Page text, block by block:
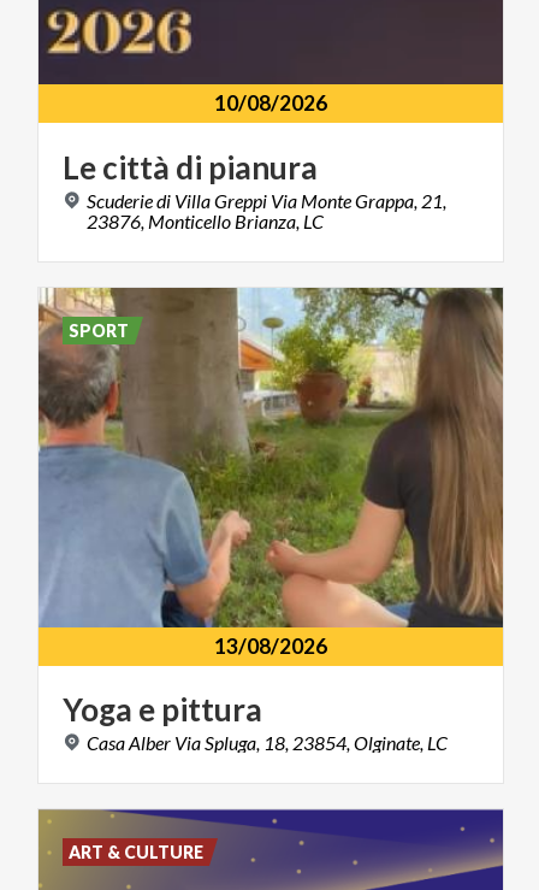
10/08/2026
Lecittà di pianura
Scuderie di Villa Greppi Via Monte Grappa, 21,
23876, Monticello Brianza, LC
13/08/2026
Yoga e pittura
CasaAlber ViaSpluga, 18, 23854,Olginate, LC
SPORT
ART & CULTURE